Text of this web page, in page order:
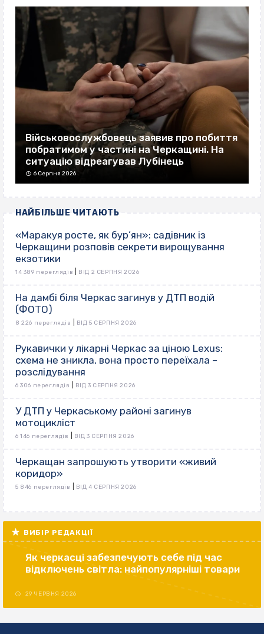
Військовослужбовець заявив про побиття
побратимом у частині на Черкащині. На
ситуацію відреагував Лубінець
6 Серпня 2026
НАЙБІЛЬШЕ ЧИТАЮТЬ
«Маракуя росте, як бур’ян»: садівник із
Черкащини розповів секрети вирощування
екзотики
14 389 переглядів ВІД 2 СЕРПНЯ 2026
На дамбі біля Черкас загинув у ДТП водій
(ФОТО)
8 226 переглядів ВІД 5 СЕРПНЯ 2026
Рукавички у лікарні Черкас за ціною Lexus:
схема не зникла, вона просто переїхала –
розслідування
6 306 переглядів ВІД 3 СЕРПНЯ 2026
У ДТП у Черкаському районі загинув
мотоцикліст
6 146 переглядів ВІД 3 СЕРПНЯ 2026
Черкащан запрошують утворити «живий
коридор»
5 846 переглядів ВІД 4 СЕРПНЯ 2026
ВИБІР РЕДАКЦІЇ
Як черкасці забезпечують себе під час
відключень світла: найпопулярніші товари
29 ЧЕРВНЯ 2026